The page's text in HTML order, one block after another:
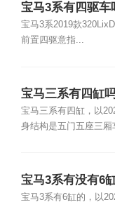
宝马3系有四驱车
宝马3系2019款
前置四驱意指...
宝马三系有四缸
宝马三系有四缸，以
身结构是五门五座三厢
宝马3系有没有6
宝马3系有6缸的，以